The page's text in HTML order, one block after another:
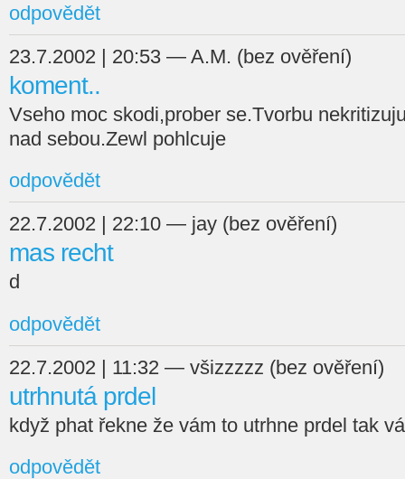
odpovědět
23.7.2002 | 20:53 — A.M. (bez ověření)
koment..
Vseho moc skodi,prober se.Tvorbu
nad sebou.Zewl pohlcuje
odpovědět
22.7.2002 | 22:10 — jay (bez ověření)
mas recht
d
odpovědět
22.7.2002 | 11:32 — všizzzzz (bez ověření)
utrhnutá prdel
když phat řekne že vám to utrhne prdel tak
odpovědět